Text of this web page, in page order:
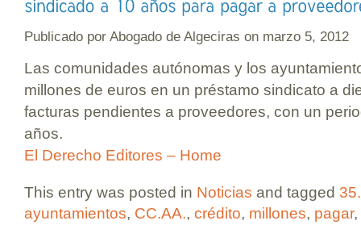
Publicado por Abogado de Algeciras on marzo 5,
Las comunidades autónomas y los
millones de euros en un préstamo sindicato a
facturas pendientes a proveedores, con un
años.
El Derecho Editores – Home
This entry was posted in Noticias and tagged
ayuntamientos, CC.AA., crédito, millones, pagar,